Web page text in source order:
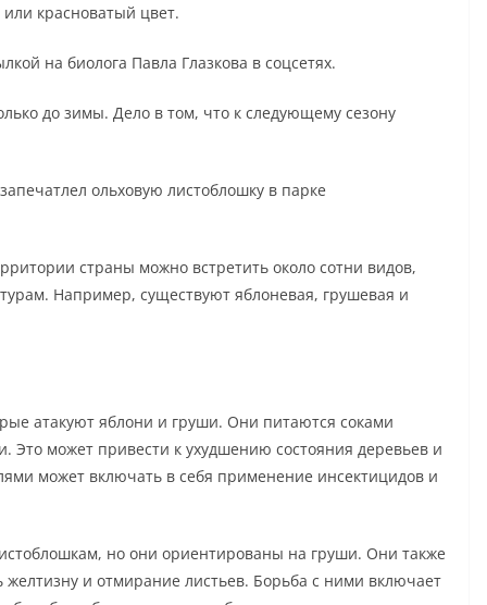
красноватый цвет.
на биолога Павла Глазкова в соцсетях.
до зимы. Дело в том, что к следующему сезону
ольховую листоблошку в парке
страны можно встретить около сотни видов,
Например, существуют яблоневая, грушевая и
атакуют яблони и груши. Они питаются соками
Это может привести к ухудшению состояния деревьев и
может включать в себя применение инсектицидов и
но они ориентированы на груши. Они также
и отмирание листьев. Борьба с ними включает